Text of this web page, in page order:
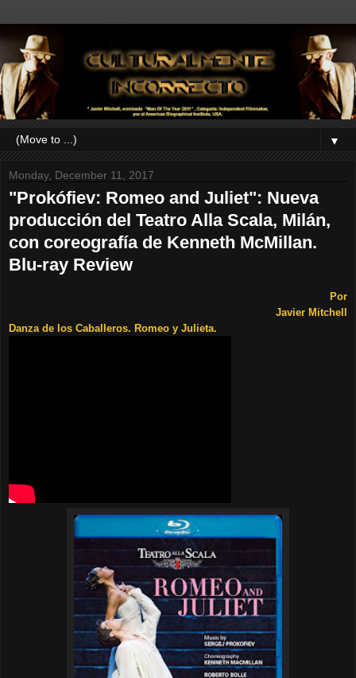
▼
Monday, December 11, 2017
"Prokófiev: Romeo and Juliet": Nueva
producción del Teatro Alla Scala, Milán,
con coreografía de Kenneth McMillan.
Blu-ray Review
Por
Javier Mitchell
Danza de los Caballeros. Romeo y Julieta.